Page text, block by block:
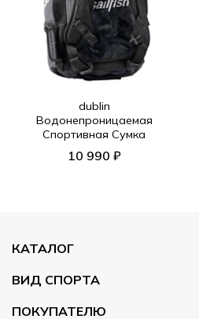
dublin
Водонепроницаемая
Спортивная Сумка
10 990 ₽
КАТАЛОГ
ВИД СПОРТА
ПОКУПАТЕЛЮ